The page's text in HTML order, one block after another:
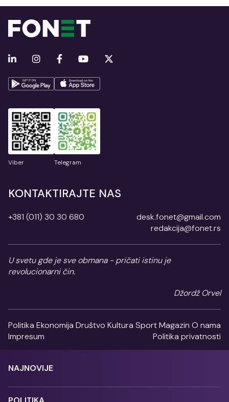
Viber Telegram
KONTAKTIRAJTE NAS
+381 (011) 30 30 680
desk.fonet@gmail.com
redakcija@fonet.rs
U svetu gde je sve obmana - pričati istinu je
revolucionarni čin.
Džordž Orvel
Politika Ekonomija Društvo Kultura SportMagazin O nama
Impresum
Politika privatnosti
NAJNOVIJE